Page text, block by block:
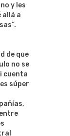
y les
allá a
de que
no se
cuenta
súper